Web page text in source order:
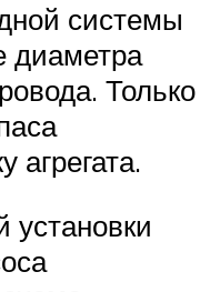
системы
диаметра
Только
агрегата.
установки